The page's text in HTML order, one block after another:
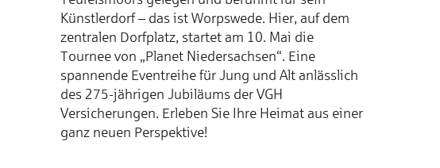
Künstlerdorf – das ist Worpswede. Hier, auf dem
zentralen Dorfplatz, startet am 10. Mai die
Tournee von „Planet Niedersachsen“. Eine
spannende Eventreihe für Jung und Alt anlässlich
des 275-jährigen Jubiläums der VGH
Versicherungen. Erleben Sie Ihre Heimat aus einer
ganz neuen Perspektive!